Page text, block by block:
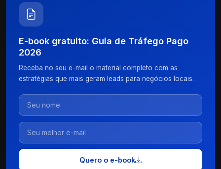
E-book gratuito: Guia de Tráfego Pago
2026
Receba no seu e-mail o material completo com as
estratégias que mais geram leads para negócios locais.
Quero o e-book